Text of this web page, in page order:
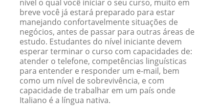
nível o qual você iniciar o seu curso, muito em
breve você já estará preparado para estar
manejando confortavelmente situações de
negócios, antes de passar para outras áreas de
estudo. Estudantes do nível iniciante devem
esperar terminar o curso com capacidades de:
atender o telefone, competências linguísticas
para entender e responder um e-mail, bem
como um nível de sobrevivência, e com
capacidade de trabalhar em um país onde
Italiano é a língua nativa.